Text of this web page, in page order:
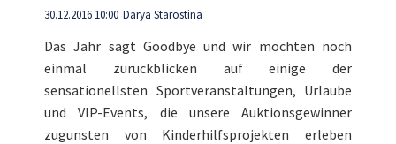
30.12.2016 10:00 Darya Starostina
Das Jahr sagt Goodbye und wir möchten noch
einmal zurückblicken auf einige der
sensationellsten Sportveranstaltungen, Urlaube
und VIP-Events, die unsere Auktionsgewinner
zugunsten von Kinderhilfsprojekten erleben